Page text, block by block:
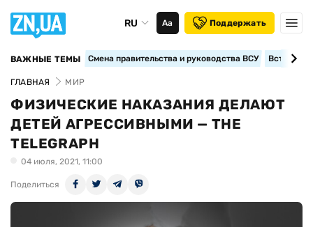
RU Аа Поддержать
ВАЖНЫЕ ТЕМЫ Смена правительства и руководства ВСУ
ГЛАВНАЯ МИР
ФИЗИЧЕСКИЕ НАКАЗАНИЯ ДЕЛАЮТ
ДЕТЕЙ АГРЕССИВНЫМИ — THE
TELEGRAPH
04 июля, 2021, 11:00
Поделиться